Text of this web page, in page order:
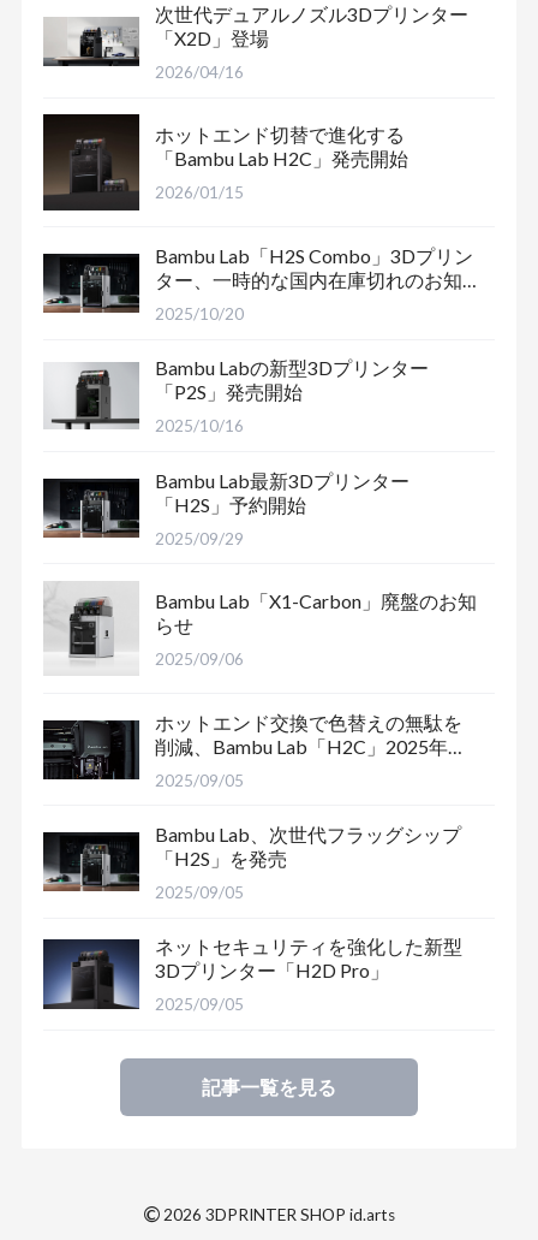
次世代デュアルノズル3Dプリンター
「X2D」登場
2026/04/16
ホットエンド切替で進化する
「Bambu Lab H2C」発売開始
2026/01/15
Bambu Lab「H2S Combo」3Dプリン
ター、一時的な国内在庫切れのお知
らせ
2025/10/20
Bambu Labの新型3Dプリンター
「P2S」発売開始
2025/10/16
Bambu Lab最新3Dプリンター
「H2S」予約開始
2025/09/29
Bambu Lab「X1-Carbon」廃盤のお知
らせ
2025/09/06
ホットエンド交換で色替えの無駄を
削減、Bambu Lab「H2C」2025年末
出荷予定
2025/09/05
Bambu Lab、次世代フラッグシップ
「H2S」を発売
2025/09/05
ネットセキュリティを強化した新型
3Dプリンター「H2D Pro」
2025/09/05
記事一覧を見る
©2026 3DPRINTER SHOP id.arts